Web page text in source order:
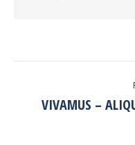
ARTICLE
VIVAMUS –